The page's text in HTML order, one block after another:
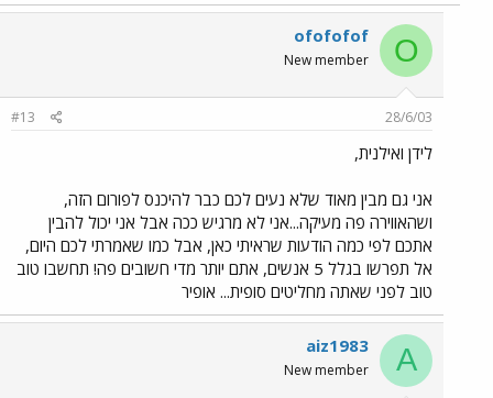
O
ofofofof
New member
28/6/03
#13
לידן ואילנית,
אני גם מבין מאוד שלא נעים לכם כבר להיכנס לפורום הזה,
ושהאווירה פה מעיקה...אני לא מרגיש ככה אבל אני יכול להבין
אתכם לפי כמה הודעות שראיתי כאן, אבל כמו שאמרתי לכם היום,
אל תפרשו בגלל 5 אנשים, אתם יותר מדי חשובים פה! תחשבו טוב
טוב לפני שאתה מחליטים סופית... אופיר
A
aiz1983
New member